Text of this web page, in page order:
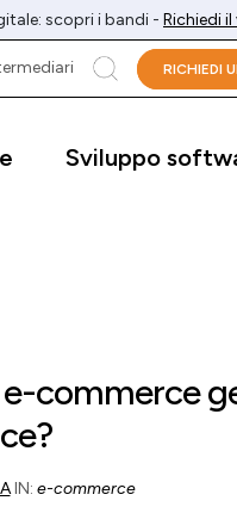
scopri i bandi - Richiedi
cerca
RICHIEDI
Sviluppo
commerce
IN: e-commerce